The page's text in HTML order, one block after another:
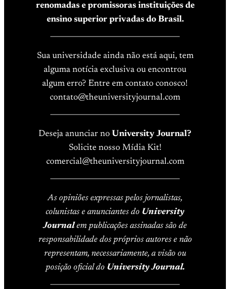
renomadas e promissoras instituições de
ensino superior privadas do Brasil.
Sua universidade ainda não está aqui, tem
alguma notícia exclusiva ou encontrou
algum erro? Entre em contato conosco!
contato@theuniversityjournal.com
Deseja anunciar no University Journal?
Solicite nosso Mídia Kit!
comercial@theuniversityjournal.com
As opiniões expressas pelos jornalistas,
colunistas e anunciantes do University
Journalem publicações assinadas são de
responsabilidade dos próprios autores e não
representam, necessariamente, a visão ou
posição oficial do University Journal.